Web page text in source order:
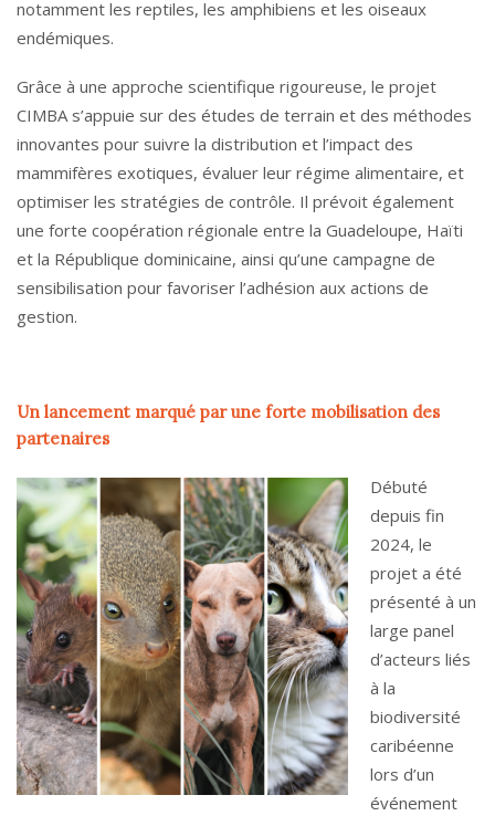
notamment les reptiles, les amphibiens et les oiseaux
endémiques.
Grâce à une approche scientifique rigoureuse, le projet
CIMBA s’appuie sur des études de terrain et des méthodes
innovantes pour suivre la distribution et l’impact des
mammifères exotiques, évaluer leur régime alimentaire, et
optimiser les stratégies de contrôle. Il prévoit également
une forte coopération régionale entre la Guadeloupe, Haïti
et la République dominicaine, ainsi qu’une campagne de
sensibilisation pour favoriser l’adhésion aux actions de
gestion.
Un lancement marqué par une forte mobilisation des
partenaires
Débuté
depuis fin
2024, le
projet a été
présenté à un
large panel
d’acteurs liés
à la
biodiversité
caribéenne
lors d’un
événement